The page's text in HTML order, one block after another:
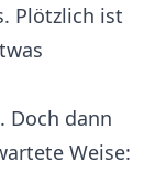
Plötzlich ist
Doch dann
Weise: